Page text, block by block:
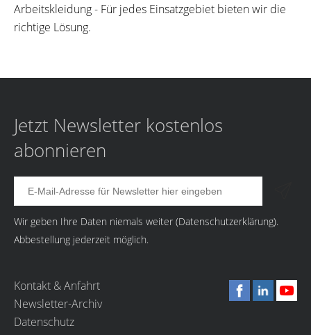
Arbeitskleidung - Für jedes Einsatzgebiet bieten wir die
richtige Lösung.
Jetzt Newsletter kostenlos
abonnieren
Wir geben Ihre Daten niemals weiter (Datenschutzerklärung).
Abbestellung jederzeit möglich.
Kontakt & Anfahrt
Newsletter-Archiv
Datenschutz